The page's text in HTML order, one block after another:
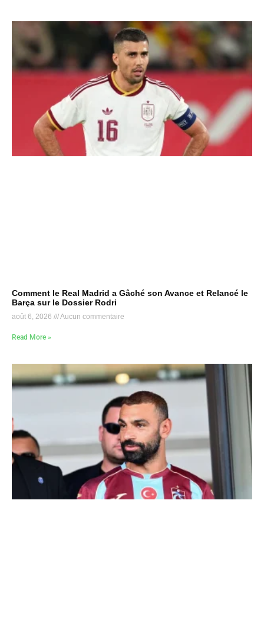
Comment le Real Madrid a Gâché son Avance et Relancé le
Barça sur le Dossier Rodri
août 6, 2026 Aucun commentaire
Read More »